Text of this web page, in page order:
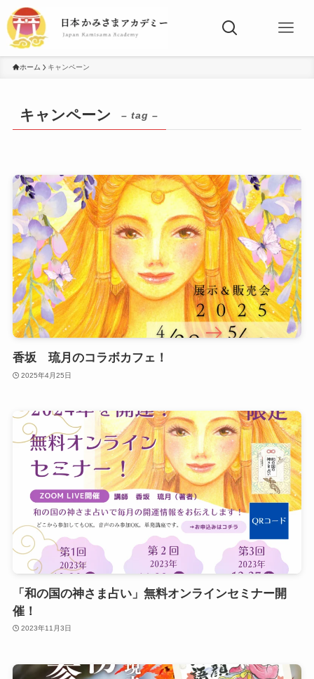
ホーム キャンペーン
キャンペーン – tag –
香坂 琉月のコラボカフェ！
2025年4月25日
「和の国の神さま占い」無料オンラインセミナー開
催！
2023年11月3日